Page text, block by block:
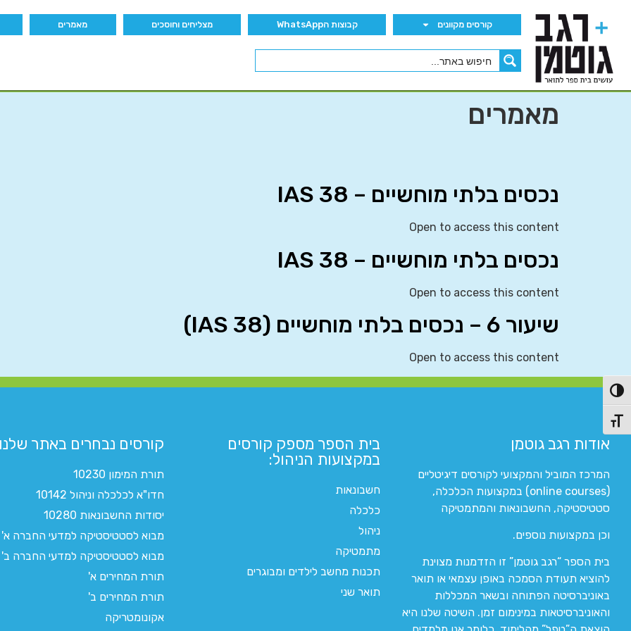
הפעל/כבה ניגודיות גבוהה
מתג גודל גופן
קורסים מקוונים קבוצות הWhatsApp מצליחים וחוסכים מאמרים
מאמרים
נכסים בלתי מוחשיים – IAS 38
Open to access this content
נכסים בלתי מוחשיים – IAS 38
Open to access this content
שיעור 6 – נכסים בלתי מוחשיים (IAS 38)
Open to access this content
אודות רגב גוטמן
המרכז המוביל והמקצועי לקורסים דיגיטליים
(online courses) במקצועות הכלכלה,
סטטיסטיקה, החשבונאות והמתמטיקה
וכן במקצועות נוספים.
בית הספר “רגב גוטמן” זו הזדמנות מצוינת
להוציא תעודת הסמכה באופן עצמאי או תואר
באוניברסיטה הפתוחה ובשאר המכללות
והאוניברסיטאות במינימום זמן. השיטה שלנו היא
בית הספר מספק קורסים
במקצועות הניהול:
חשבונאות
כלכלה
ניהול
מתמטיקה
תכנות מחשב לילדים ומבוגרים
תואר שני
קורסים נבחרים באתר
תורת המימון 10230
חדו"א לכלכלה וניהול 10142
יסודות החשבונאות 10280
מבוא לסטטיסטיקה למדעי החברה א'
מבוא לסטטיסטיקה למדעי החברה ב'
תורת המחירים א'
תורת המחירים ב'
אקונומטריקה